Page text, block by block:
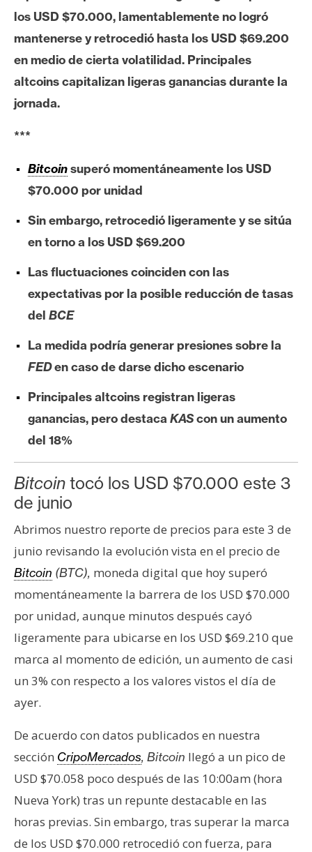
a
d
o
c
o
n
E
t
h
r
e
m
I
A
A
n
á
i
s
i
s
N
a
s
d
e
P
r
e
los USD $70.000, lamentablemente no logró
mantenerse y retrocedió hasta los USD $69.200
en medio de cierta volatilidad. Principales
altcoins capitalizan ligeras ganancias durante la
jornada.
***
Bitcoinsuperó momentáneamente los USD
$70.000 por unidad
Sin embargo, retrocedió ligeramente y se sitúa
en torno a los USD $69.200
Las fluctuaciones coinciden con las
expectativas por la posible reducción de tasas
del BCE
La medida podría generar presiones sobre la
FEDen caso de darse dicho escenario
Principales altcoins registran ligeras
ganancias, pero destaca KAScon un aumento
del 18%
Bitcoin tocó los USD $70.000 este 3
de junio
Abrimos nuestro reporte de precios para este 3 de
junio revisando la evolución vista en el precio de
Bitcoin (BTC), moneda digital que hoy superó
momentáneamente la barrera de los USD $70.000
por unidad, aunque minutos después cayó
ligeramente para ubicarse en los USD $69.210 que
marca al momento de edición, un aumento de casi
un 3% con respecto a los valores vistos el día de
ayer.
De acuerdo con datos publicados en nuestra
sección CripoMercados, Bitcoin llegó a un pico de
USD $70.058 poco después de las 10:00am (hora
Nueva York) tras un repunte destacable en las
horas previas. Sin embargo, tras superar la marca
de los USD $70.000 retrocedió con fuerza, para